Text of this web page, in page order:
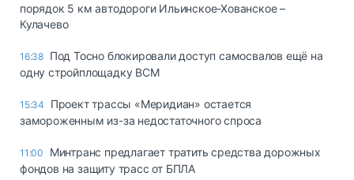
порядок 5 км автодороги Ильинское-Хованское –
Кулачево
16:38 Под Тосно блокировали доступ самосвалов ещё на
одну стройплощадку ВСМ
15:34
Проект трассы «Меридиан» остается
замороженным из-за недостаточного спроса
11:00
Минтранс предлагает тратить средства дорожных
фондов на защиту трасс от БПЛА